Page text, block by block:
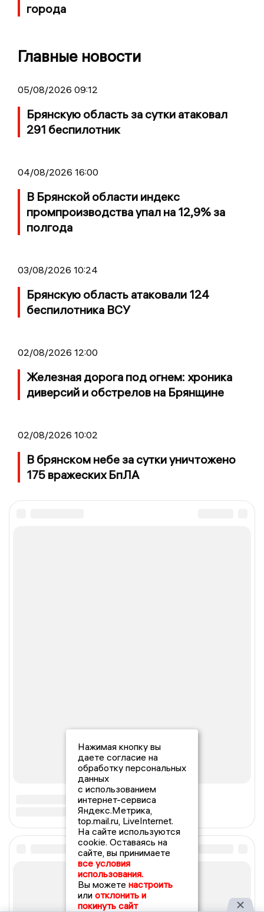
города
Главные новости
05/08/2026 09:12
Брянскую область за сутки атаковал
291 беспилотник
04/08/2026 16:00
В Брянской области индекс
промпроизводства упал на 12,9% за
полгода
03/08/2026 10:24
Брянскую область атаковали 124
беспилотника ВСУ
02/08/2026 12:00
Железная дорога под огнем: хроника
диверсий и обстрелов на Брянщине
02/08/2026 10:02
В брянском небе за сутки уничтожено
175 вражеских БпЛА
Нажимая кнопку вы
даете согласие на
обработку персональных
данных
с использованием
интернет-сервиса
Яндекс.Метрика,
top.mail.ru, LiveInternet.
На сайте используются
cookie. Оставаясь на
сайте, вы принимаете
все условия
использования.
Вы можете настроить
или отклонить и
покинуть сайт